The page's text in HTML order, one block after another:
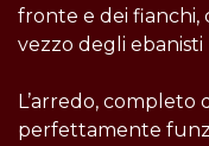
fronte e dei fianchi,
vezzo degli
L’arredo, completo
perfettamente